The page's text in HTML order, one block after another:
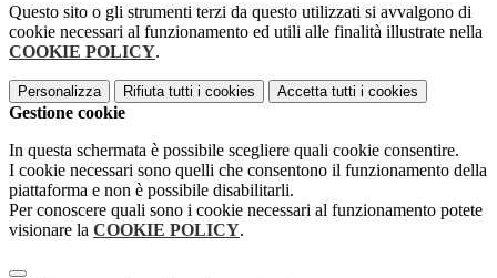
Questo sito o gli strumenti terzi da questo utilizzati si avvalgono di
cookie necessari al funzionamento ed utili alle finalità illustrate nella
COOKIE POLICY.
Personalizza Rifiuta tutti i cookies Accetta tutti i cookies
Gestione cookie
In questa schermata è possibile scegliere quali cookie consentire.
I cookie necessari sono quelli che consentono il funzionamento della
piattaforma e non è possibile disabilitarli.
Per conoscere quali sono i cookie necessari al funzionamento potete
visionare la COOKIE POLICY.